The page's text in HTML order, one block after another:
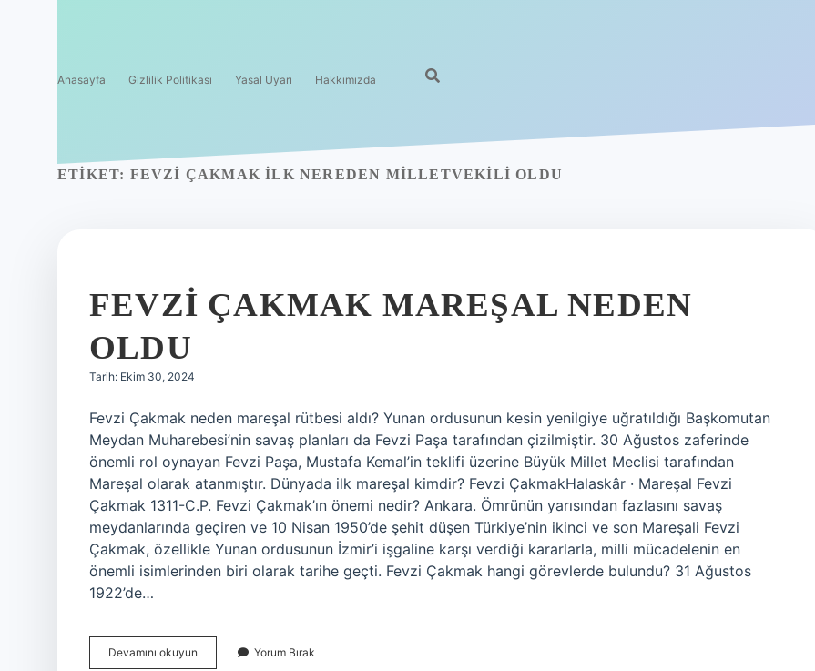
Anasayfa Gizlilik Politikası Yasal Uyarı Hakkımızda
ETIKET: FEVZI ÇAKMAK ILK NEREDEN MILLETVEKILI OLDU
FEVZI ÇAKMAK MAREŞAL NEDEN
OLDU
Tarih: Ekim 30, 2024
Fevzi Çakmak neden mareşal rütbesi aldı? Yunan ordusunun kesin yenilgiye uğratıldığı Başkomutan
Meydan Muharebesi’nin savaş planları da Fevzi Paşa tarafından çizilmiştir. 30 Ağustos zaferinde
önemli rol oynayan Fevzi Paşa, Mustafa Kemal’in teklifi üzerine Büyük Millet Meclisi tarafından
Mareşal olarak atanmıştır. Dünyada ilk mareşal kimdir? Fevzi ÇakmakHalaskâr · Mareşal Fevzi
Çakmak 1311-C.P. Fevzi Çakmak’ın önemi nedir? Ankara. Ömrünün yarısından fazlasını savaş
meydanlarında geçiren ve 10 Nisan 1950’de şehit düşen Türkiye’nin ikinci ve son Mareşali Fevzi
Çakmak, özellikle Yunan ordusunun İzmir’i işgaline karşı verdiği kararlarla, milli mücadelenin en
önemli isimlerinden biri olarak tarihe geçti. Fevzi Çakmak hangi görevlerde bulundu? 31 Ağustos
1922’de…
Devamını okuyun
Çakmak
Yorum Bırak